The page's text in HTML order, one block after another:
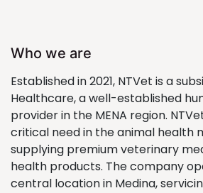
Who we are
Established in 2021, NTVet is a
Healthcare, a well-established
provider in the MENA region.
critical need in the animal health
supplying premium veterinary
health products. The company
central location in Medina,